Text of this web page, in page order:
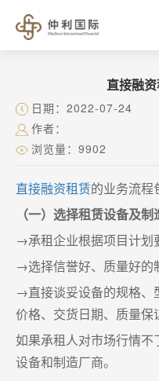
直接融
日期：2022-07-24
作者：
浏览量：9902
直接融资租赁的业务流程
（一）选择租赁设备及
→承租企业根据项目计划
→选择信誉好、质量好的
→直接谈妥设备的规格、
价格、交货日期、质量保
如果承租人对市场行情
设备和制造厂商。